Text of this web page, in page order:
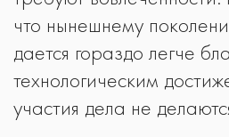
что нынешнему
дается гораздо легче
технологическим
участия дела не